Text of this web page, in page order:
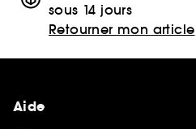
sous 14 jours
Retourner mon article
Aide